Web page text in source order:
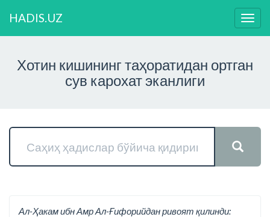
HADIS.UZ
Хотин кишининг таҳоратидан ортган
сув карохат эканлиги
Ал-Ҳакам ибн Амр Ал-Ғифорийдан ривоят қилинди: